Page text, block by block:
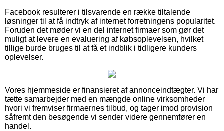
Facebook resulterer i tilsvarende en række tiltalende
løsninger til at få indtryk af internet forretningens popularitet.
Foruden det møder vi en del internet firmaer som gør det
muligt at levere en evaluering af købsoplevelsen, hvilket
tillige burde bruges til at få et indblik i tidligere kunders
oplevelser.
Vores hjemmeside er finansieret af annonceindtægter. Vi har
tætte samarbejder med en mængde online virksomheder
hvori vi fremviser firmaernes tilbud, og tager imod provision
såfremt den besøgende vi sender videre gennemfører en
handel.